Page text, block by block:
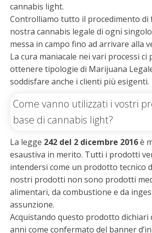
cannabis light.
Controlliamo tutto il procedimento di
nostra cannabis legale di ogni
messa in campo fino ad arrivare alla
La cura maniacale nei vari processi ci
ottenere tipologie di Marijuana
soddisfare anche i clienti più esigenti.
Come vanno utilizzati i vostri
base di cannabis light?
La legge 242 del 2 dicembre 2016è
esaustiva in merito. Tutti i prodotti
intendersi come un prodotto tecnico
nostri prodotti non sono prodotti
alimentari, da combustione e da
assunzione.
Acquistando questo prodotto dichiari
anni come confermato del banner